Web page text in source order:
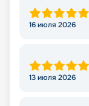
16 июля 2026
13 июля 2026